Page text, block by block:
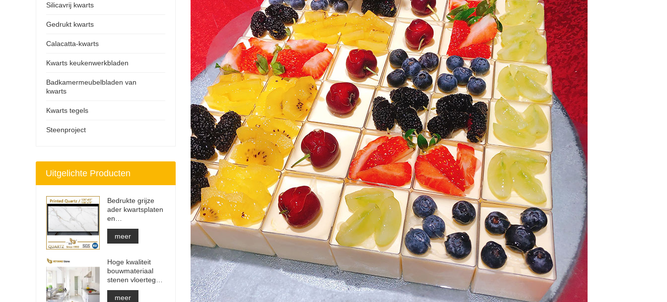
Silicavrij kwarts
Gedrukt kwarts
Calacatta-kwarts
Kwarts keukenwerkbladen
Badkamermeubelbladen van
kwarts
Kwarts tegels
Steenproject
Uitgelichte Producten
Bedrukte grijze
ader kwartsplaten
en
aanrechtbladen |
Volledig bedrukt
kwarts PQ005
meer
Hoge kwaliteit
bouwmateriaal
stenen vloertegel
lichtgrijze
projecten
meer